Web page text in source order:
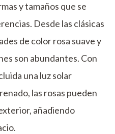
y tamaños que se
Desde las clásicas
de color rosa suave y
son abundantes. Con
una luz solar
las rosas pueden
añadiendo